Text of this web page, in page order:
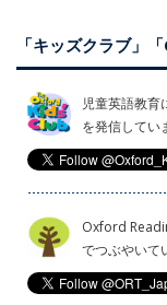
「キッズクラブ」
児童英語教育
を発信してい
Oxford
でつぶやいて